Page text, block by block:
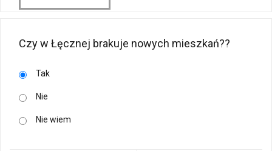
Czy w Łęcznej brakuje nowych mieszkań??
Tak
Nie
Nie wiem